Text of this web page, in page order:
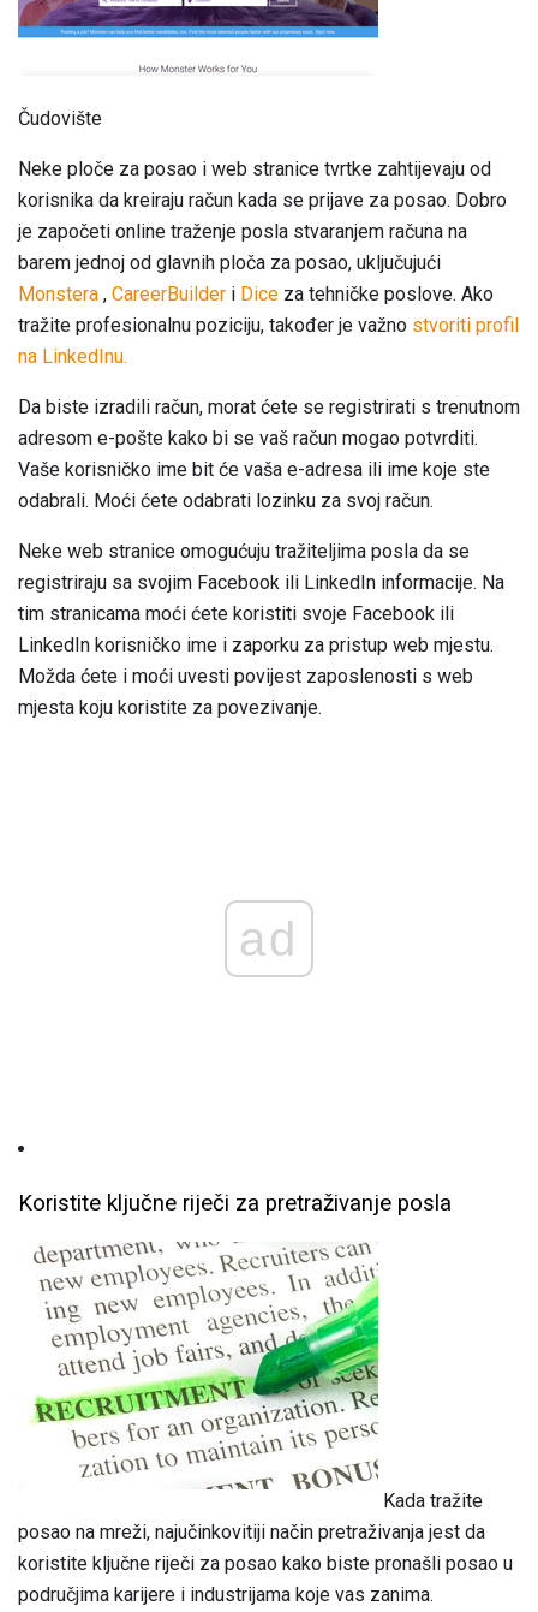
Čudovište
Neke ploče za posao i web stranice tvrtke zahtijevaju od
korisnika da kreiraju račun kada se prijave za posao. Dobro
je započeti online traženje posla stvaranjem računa na
barem jednoj od glavnih ploča za posao, uključujući
Monstera , CareerBuilder i Dice za tehničke poslove. Ako
tražite profesionalnu poziciju, također je važno stvoriti profil
na LinkedInu.
Da biste izradili račun, morat ćete se registrirati s trenutnom
adresom e-pošte kako bi se vaš račun mogao potvrditi.
Vaše korisničko ime bit će vaša e-adresa ili ime koje ste
odabrali. Moći ćete odabrati lozinku za svoj račun.
Neke web stranice omogućuju tražiteljima posla da se
registriraju sa svojim Facebook ili LinkedIn informacije. Na
tim stranicama moći ćete koristiti svoje Facebook ili
LinkedIn korisničko ime i zaporku za pristup web mjestu.
Možda ćete i moći uvesti povijest zaposlenosti s web
mjesta koju koristite za povezivanje.
ad
Koristite ključne riječi za pretraživanje posla
Kada tražite
posao na mreži, najučinkovitiji način pretraživanja jest da
koristite ključne riječi za posao kako biste pronašli posao u
područjima karijere i industrijama koje vas zanima.